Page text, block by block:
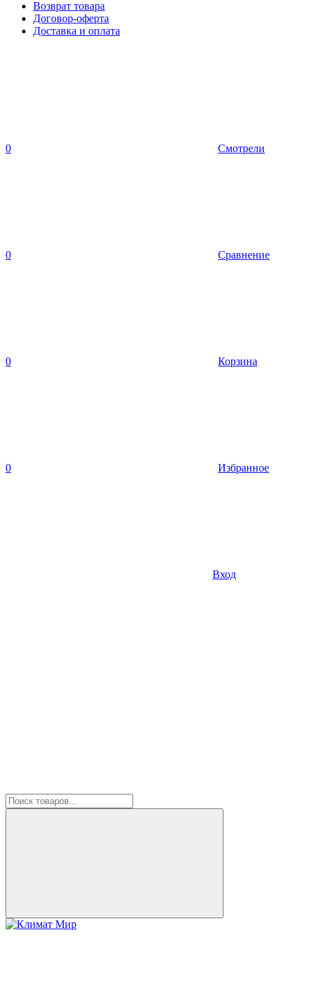
Возврат товара
Договор-оферта
Доставка и оплата
0 Смотрели
0 Сравнение
0 Корзина
0 Избранное
Вход